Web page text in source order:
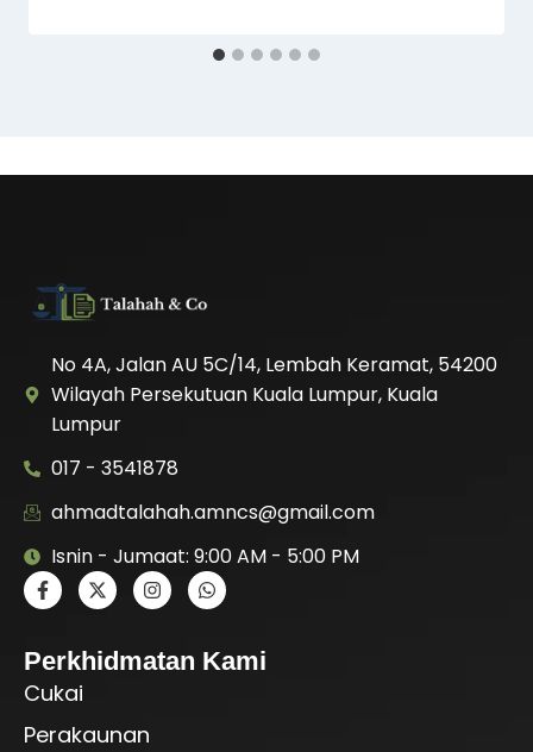
No 4A, Jalan AU 5C/14, Lembah Keramat, 54200
Wilayah Persekutuan Kuala Lumpur, Kuala
Lumpur
017 - 3541878
ahmadtalahah.amncs@gmail.com
Isnin - Jumaat: 9:00 AM - 5:00 PM
Perkhidmatan Kami
Cukai
Perakaunan